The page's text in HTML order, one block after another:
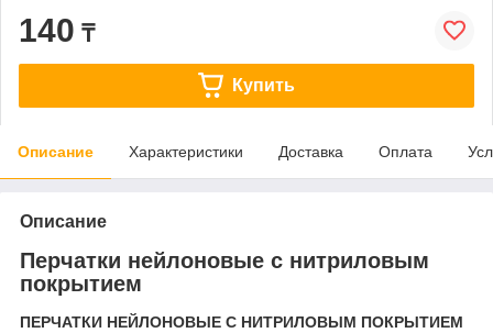
140 ₸
Купить
Описание Характеристики Доставка Оплата
Описание
Перчатки нейлоновые с нитриловым
покрытием
ПЕРЧАТКИ НЕЙЛОНОВЫЕ С НИТРИЛОВЫМ ПОКРЫТИЕМ